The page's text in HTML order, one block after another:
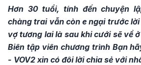
Hơn 30 tuổi, tính đến chuyện
chàng trai vẫn còn e ngại trước lời
vợ tương lai là sau khi cưới sẽ về
Biên tập viên chương trình Bạn
- VOV2 xin có đôi lời chia sẻ với